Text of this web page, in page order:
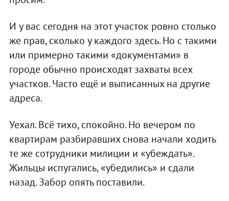
И у вас сегодня на этот участок ровно столько
же прав, сколько у каждого здесь. Но с такими
или примерно такими «документами» в
городе обычно происходят захваты всех
участков. Часто ещё и выписанных на другие
адреса.
Уехал. Всё тихо, спокойно. Но вечером по
квартирам разбиравших снова начали ходить
те же сотрудники милиции и «убеждать».
Жильцы испугались, «убедились» и сдали
назад. Забор опять поставили.